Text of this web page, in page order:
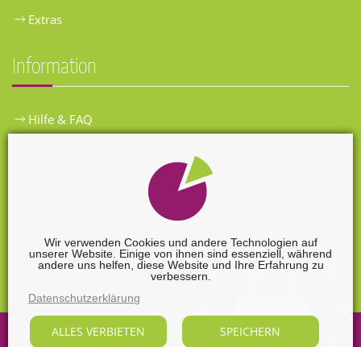
Wir verwenden Cookies und andere Technologien auf
unserer Website. Einige von ihnen sind essenziell, während
andere uns helfen, diese Website und Ihre Erfahrung zu
verbessern.
Datenschutzerklärung
ALLES VERBIETEN SPEICHERN
Extras
Information
Hilfe & FAQ
Widerrufsformular